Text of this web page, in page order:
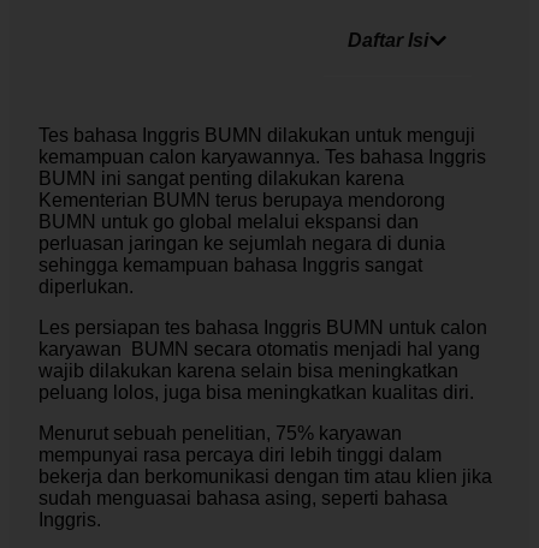
Tes bahasa Inggris BUMN dilakukan untuk menguji
kemampuan calon karyawannya. Tes bahasa Inggris
BUMN ini sangat penting dilakukan karena
Kementerian BUMN terus berupaya mendorong
BUMN untuk go global melalui ekspansi dan
perluasan jaringan ke sejumlah negara di dunia
sehingga kemampuan bahasa Inggris sangat
diperlukan.
Les persiapan tes bahasa Inggris BUMN untuk calon
karyawan BUMN secara otomatis menjadi hal yang
wajib dilakukan karena selain bisa meningkatkan
peluang lolos, juga bisa meningkatkan kualitas diri.
Menurut sebuah penelitian, 75% karyawan
mempunyai rasa percaya diri lebih tinggi dalam
bekerja dan berkomunikasi dengan tim atau klien jika
sudah menguasai bahasa asing, seperti bahasa
Inggris.
Daftar Isi